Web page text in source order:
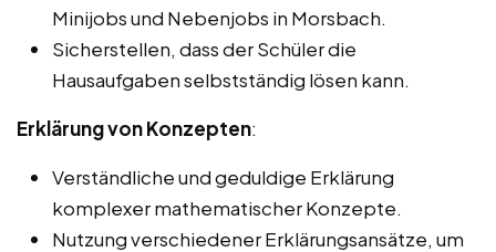
Minijobs und Nebenjobs in Morsbach.
Sicherstellen, dass der Schüler die
Hausaufgaben selbstständig lösen kann.
Erklärung von Konzepten:
Verständliche und geduldige Erklärung
komplexer mathematischer Konzepte.
Nutzung verschiedener Erklärungsansätze, um